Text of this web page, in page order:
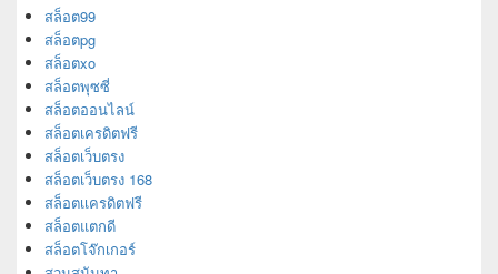
สล็อต99
สล็อตpg
สล็อตxo
สล็อตพุซซี่
สล็อตออนไลน์
สล็อตเครดิตฟรี
สล็อตเว็บตรง
สล็อตเว็บตรง 168
สล็อตเเครดิตฟรี
สล็อตแตกดี
สล็อตโจ๊กเกอร์